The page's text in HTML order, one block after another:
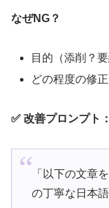
なぜNG？
目的（添削？
どの程度の修
✅ 改善プロンプト：
「以下の文章
の丁寧な日本